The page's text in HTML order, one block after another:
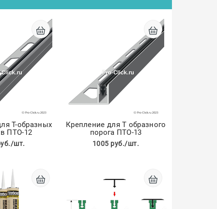
Т-образных
ПТО-12
шт.
Крепление для Т образного
порога ПТО-13
1005 руб./шт.